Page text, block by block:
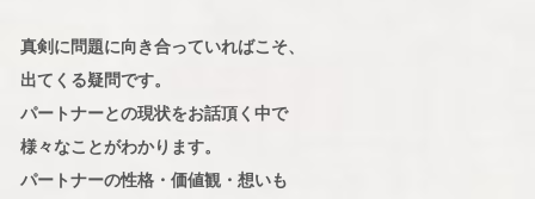
真剣に問題に向き合っていればこそ、
出てくる疑問です。
パートナーとの現状をお話頂く中で
様々なことがわかります。
パートナーの性格・価値観・想いも